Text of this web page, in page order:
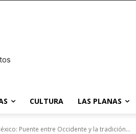
CULTURA LAS PLANAS
Puente entre Occidente y la tradición...